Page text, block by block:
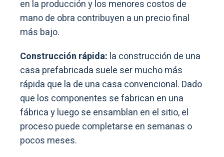
en la producción y los menores costos de
mano de obra contribuyen a un precio final
más bajo.
Construcción rápida: la construcción de una
casa prefabricada suele ser mucho más
rápida que la de una casa convencional. Dado
que los componentes se fabrican en una
fábrica y luego se ensamblan en el sitio, el
proceso puede completarse en semanas o
pocos meses.